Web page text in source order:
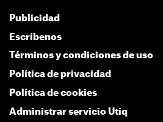
Publicidad
Escríbenos
Términos y condiciones de uso
Política de privacidad
Política de cookies
Administrar servicio Utiq